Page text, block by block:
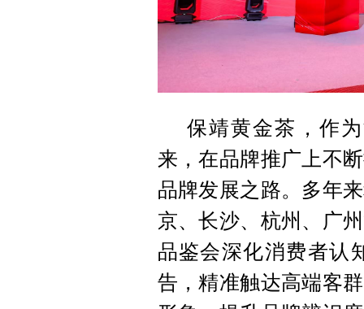
保靖黄金茶，作
来，在品牌推广上不
品牌发展之路。多年
京、长沙、杭州、广
品鉴会深化消费者认
告，精准触达高端客